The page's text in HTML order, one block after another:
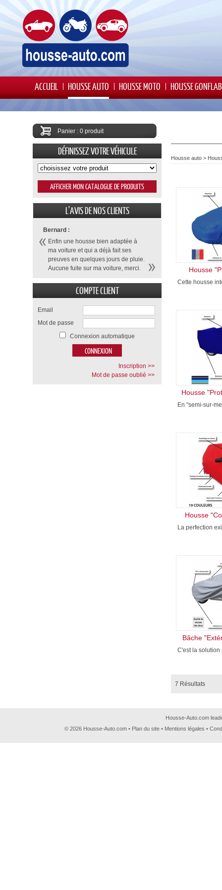
ACCUEIL HOUSSE AUTO HOUSSE MOTO HOUSSE
Housse auto >
Housse
Cette housse
Housse
En "semi-sur-
Housse
La perfection
Bâche
C'est la solution
7 Résultats
Panier : 0 produit
DÉFINISSEZ VOTRE VÉHICULE
L'AVIS DE NOS CLIENTS
Bernard :
Enfin une housse bien adaptée à
ma voiture et qui a déjà fait ses
preuves en quelques jours de pluie.
Aucune fuite sur ma voiture, merci.
COMPTE CLIENT
Email
Mot de passe
Connexion automatique
Inscription >>
Mot de passe oublié >>
Housse-Auto.com
© 2026 Housse-Auto.com • Plan du site • Mentions légales •